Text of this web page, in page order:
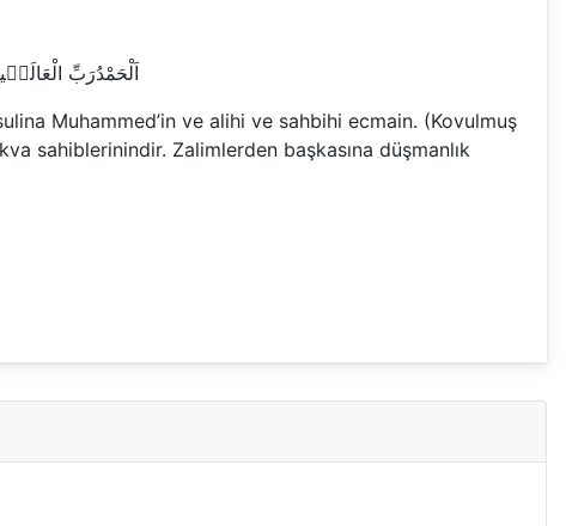
اَلْحَمْدُرَبِّ
Muhammed’in ve alihi ve sahbihi ecmain. (Kovulmuş
sahiblerinindir. Zalimlerden başkasına düşmanlık